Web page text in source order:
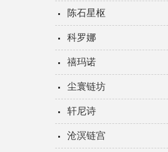
陈石星枢
科罗娜
禧玛诺
尘寰链坊
轩尼诗
沧溟链宫